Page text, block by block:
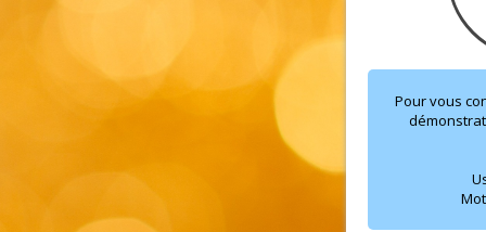
Pour vous